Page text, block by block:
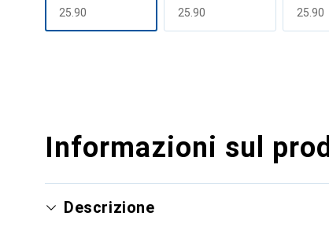
CHF
25.90 CHF
25.90 CHF
25.90
Informazioni sul
Descrizione